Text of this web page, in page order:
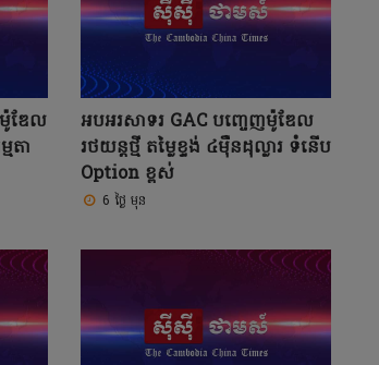
ឌែល
តា
អបអរសាទរ GAC បញ្ចេញម៉ូឌែល
រថយន្តថ្មី តម្លៃខ្ទង់ ៤ម៉ឺនដុល្លារ ទំនើប
Option ខ្ពស់
6 ថ្ងៃ មុន